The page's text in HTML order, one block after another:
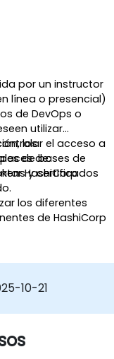
por un instructor
línea o presencial)
de DevOps o
utilizar
el acceso a
de bases de
y certificados
los
de:
HashiCorp
los diferentes
de HashiCorp
de
de seguridad y
Nomad y
10-21